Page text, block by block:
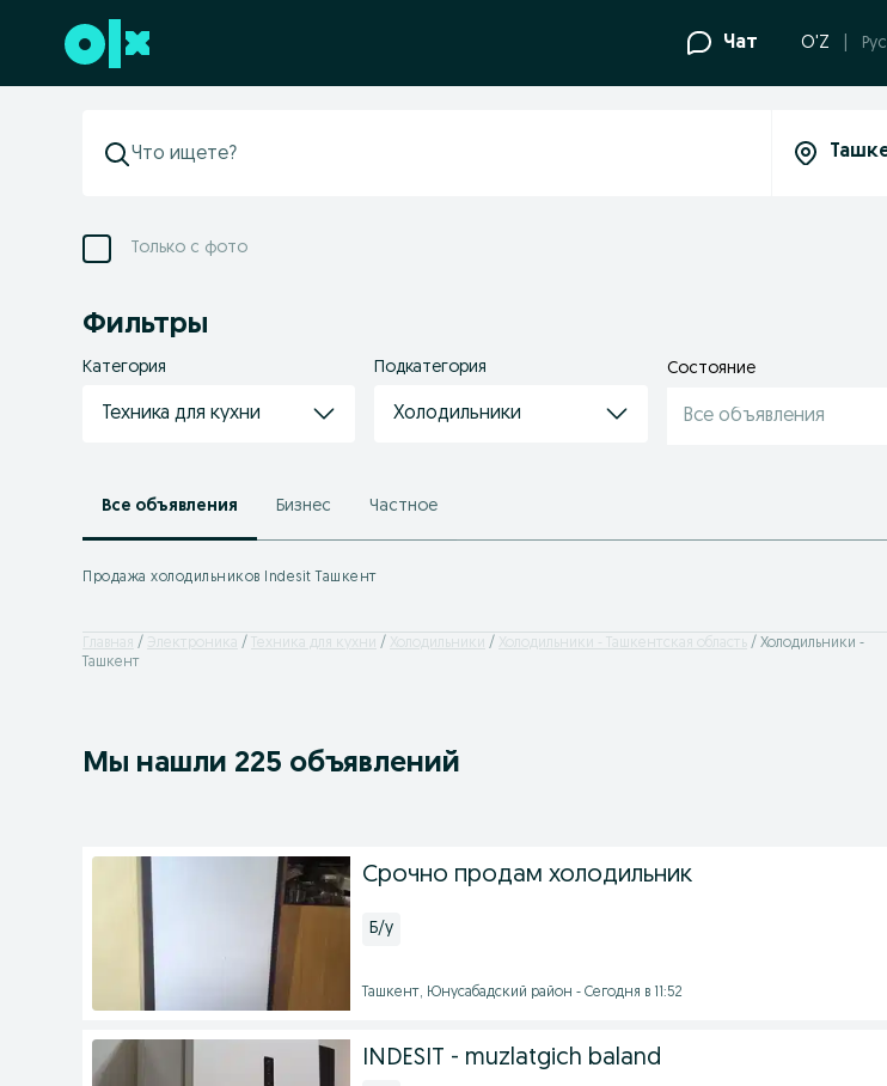
Перейти к нижнему колонтитулу Чат O'Z Рус
Только с фото
Фильтры
Категория
Техника для кухни
Подкатегория
Холодильники
Состояние
Все объявления
Все объявления Бизнес Частное
Продажа холодильников Indesit Ташкент
Главная Электроника Техника для кухни Холодильники Холодильники - Ташкентская область
Холодильники -
Ташкент
Мы нашли 225 объявлений
Срочно продам холодильник
Б/у
Ташкент, Юнусабадский район - Сегодня в 11:52
INDESIT - muzlatgich baland